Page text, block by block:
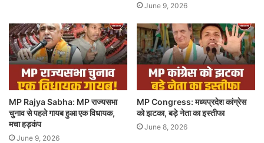
June 9, 2026
MP Rajya Sabha: MP राज्यसभा
चुनाव से पहले गायब हुआ एक विधायक,
मचा हड़कंप
June 9, 2026
MP Congress: मध्यप्रदेश कांग्रेस
को झटका, बड़े नेता का इस्तीफा
June 8, 2026